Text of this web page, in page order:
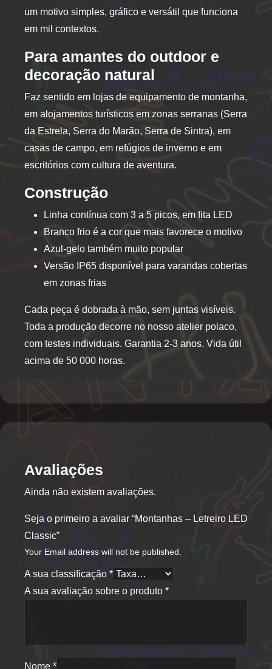
on
page
um motivo simples, gráfico e versátil que funciona
em mil contextos.
Para amantes do outdoor e
decoração natural
Faz sentido em lojas de equipamento de montanha,
em alojamentos turísticos em zonas serranas (Serra
da Estrela, Serra do Marão, Serra de Sintra), em
casas de campo, em refúgios de inverno e em
escritórios com cultura de aventura.
Construção
Linha contínua com 3 a 5 picos, em fita LED
Branco frio é a cor que mais favorece o motivo
Azul-gelo também muito popular
Versão IP65 disponível para varandas cobertas
em zonas frias
Cada peça é dobrada à mão, sem juntas visíveis.
Toda a produção decorre no nosso atelier polaco,
com testes individuais. Garantia 2-3 anos. Vida útil
acima de 50 000 horas.
Avaliações
Ainda não existem avaliações.
Seja o primeiro a avaliar “Montanhas – Letreiro LED
Classic”
Your Email address will not be published.
A sua classificação *
A sua avaliação sobre o produto *
Nome *